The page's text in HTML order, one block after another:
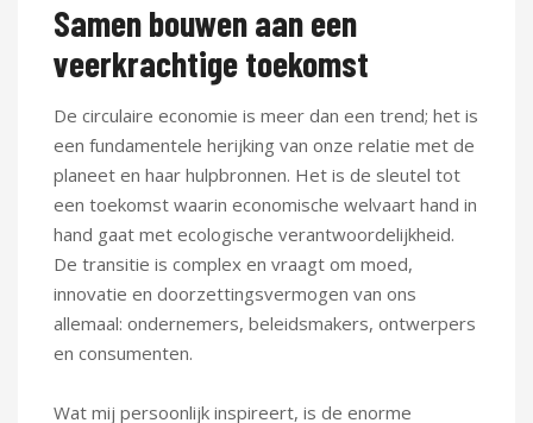
Samen bouwen aan een
veerkrachtige toekomst
De circulaire economie is meer dan een trend; het is
een fundamentele herijking van onze relatie met de
planeet en haar hulpbronnen. Het is de sleutel tot
een toekomst waarin economische welvaart hand in
hand gaat met ecologische verantwoordelijkheid.
De transitie is complex en vraagt om moed,
innovatie en doorzettingsvermogen van ons
allemaal: ondernemers, beleidsmakers, ontwerpers
en consumenten.
Wat mij persoonlijk inspireert, is de enorme